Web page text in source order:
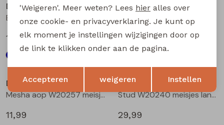
D-zine
Bandra W20079 meisjes lange broek Wijnrood
17,99
D-zine
11,99
D-zine
Mesha aop W20257 meisjes t-shirts lange mouw Wijnrood
11,99
D-zine
Stud W20240 meisjes lange broek Denim grey
29,99
Terug Opslaan
'Weigeren'. Meer weten? Lees hier alles over
onze cookie- en privacyverklaring. Je kunt op
elk moment je instellingen wijzigingen door op
de link te klikken onder aan de pagina.
Accepteren weigeren Instellen